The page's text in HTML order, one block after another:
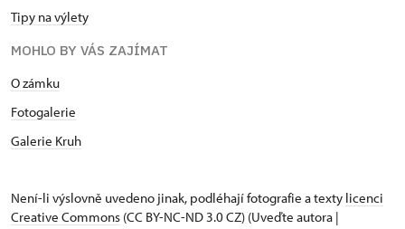
Tipy na výlety
MOHLO BY VÁS ZAJÍMAT
O zámku
Fotogalerie
Galerie Kruh
Není-li výslovně uvedeno jinak, podléhají fotografie a texty licenci
Creative Commons (CC BY-NC-ND 3.0 CZ) (Uveďte autora |